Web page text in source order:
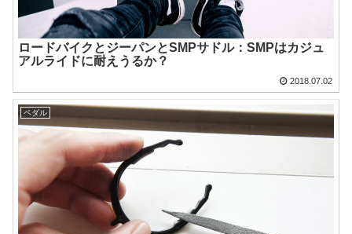
ロードバイクとジーパンとSMPサドル：SMPはカジュ
アルライドに耐えうるか？
2018.07.02
ペダル